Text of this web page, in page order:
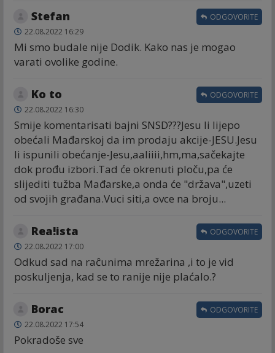
Stefan
22.08.2022 16:29
Mi smo budale nije Dodik. Kako nas je mogao
varati ovolike godine.
ODGOVORITE
Ko to
22.08.2022 16:30
Smije komentarisati bajni SNSD???Jesu li lijepo
obećali Mađarskoj da im prodaju akcije-JESU.Jesu
li ispunili obećanje-Jesu,aaliiii,hm,ma,sačekajte
dok prođu izbori.Tad će okrenuti ploču,pa će
slijediti tužba Mađarske,a onda će "država",uzeti
od svojih građana.Vuci siti,a ovce na broju...
ODGOVORITE
Rea!ista
22.08.2022 17:00
Odkud sad na raĉunima mrežarina ,i to je vid
poskuljenja, kad se to ranije nije plaćalo.?
ODGOVORITE
Borac
22.08.2022 17:54
Pokradoše sve
ODGOVORITE